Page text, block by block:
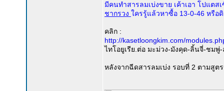
มีคนทำสารลมเบ่งขาย เค้าเอา โปแต
ชากรวง ใครรู้แล้วหาซื้อ 13-0-46 หรือ
คลิก :
http://kasetloongkim.com/
ไทโอยูเรีย.ต่อ มะม่วง-มังคุด-ลิ้นจี่-ชมพู่-
หลังจากฉีดสารลมเบ่ง รอบที่ 2 ตามสูต